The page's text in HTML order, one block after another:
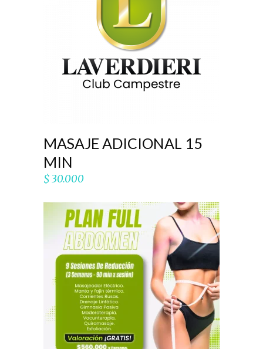
AÑADIR AL CARRITO
MASAJE ADICIONAL 15
MIN
$30.000
AÑADIR AL CARRITO